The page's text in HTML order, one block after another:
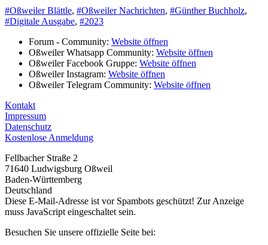
#Oßweiler Blättle, #Oßweiler Nachrichten, #Günther Buchholz,
#Digitale Ausgabe, #2023
Forum - Community: Website öffnen
Oßweiler Whatsapp Community: Website öffnen
Oßweiler Facebook Gruppe: Website öffnen
Oßweiler Instagram: Website öffnen
Oßweiler Telegram Community: Website öffnen
Kontakt
Impressum
Datenschutz
Kostenlose Anmeldung
Fellbacher Straße 2
71640 Ludwigsburg Oßweil
Baden-Württemberg
Deutschland
Diese E-Mail-Adresse ist vor Spambots geschützt! Zur Anzeige
muss JavaScript eingeschaltet sein.
Besuchen Sie unsere offizielle Seite bei: